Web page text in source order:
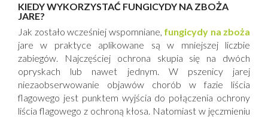
KIEDY WYKORZYSTAĆ FUNGICYDY NA ZBOŻA
JARE?
Jak zostało wcześniej wspomniane, fungicydy na zboża
jare w praktyce aplikowane są w mniejszej liczbie
zabiegów. Najczęściej ochrona skupia się na dwóch
opryskach lub nawet jednym. W pszenicy jarej
niezaobserwowanie objawów chorób w fazie liścia
flagowego jest punktem wyjścia do połączenia ochrony
liścia flagowego z ochroną kłosa. Natomiast w jęczmieniu